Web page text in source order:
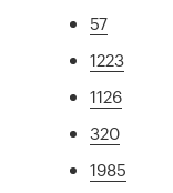
57
1223
1126
320
1985